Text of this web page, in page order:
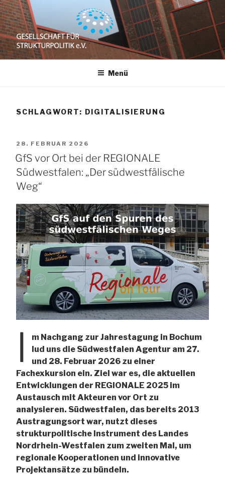
Zum
Inhalt
springen
GESELLSCHAFT
STRUKTURPOLITIK
e.V.
Menü
SCHLAGWORT: DIGITALISIERUNG
VERÖFFENTLICHT
AM
28. FEBRUAR 2026
GfS vor Ort bei der REGIONALE
Südwestfalen: „Der südwestfälische
Weg“
I
m Nachgang zur Jahrestagung in Bochum
lud uns die Südwestfalen Agentur am 27.
und 28. Februar 2026 zu einer
Fachexkursion ein. Ziel war es, die aktuellen
Entwicklungen der REGIONALE 2025 im
Austausch mit Akteuren vor Ort zu
analysieren. Südwestfalen, das bereits 2013
Austragungsort war, nutzt dieses
strukturpolitische Instrument des Landes
Nordrhein-Westfalen zum zweiten Mal, um
regionale Kooperationen und innovative
Projektansätze zu bündeln.